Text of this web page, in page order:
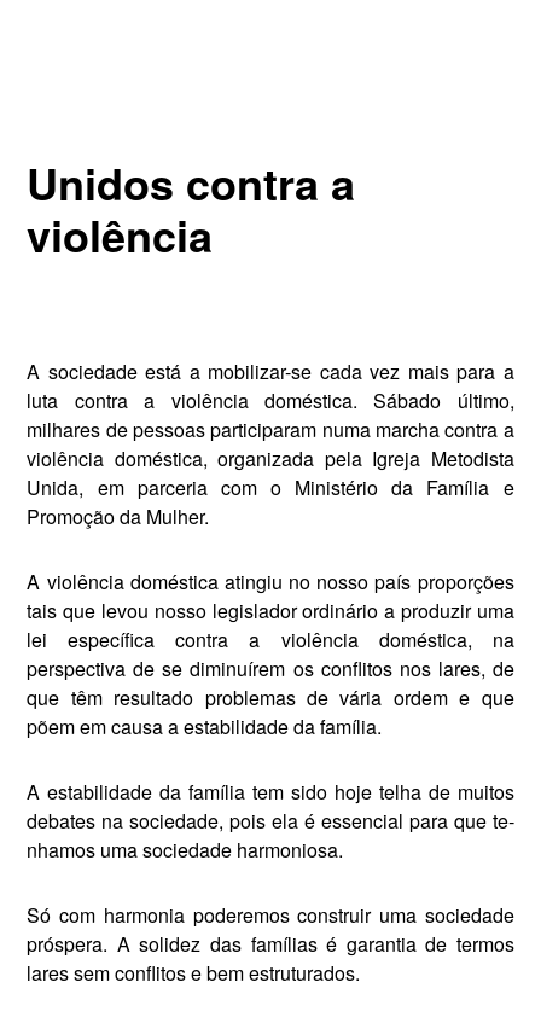
Unidos contra a
violência
A sociedade está a mobilizar-se cada vez mais para a
luta contra a vio­lência doméstica. Sábado último,
milhares de pessoas participaram numa marcha contra a
violência doméstica, organizada pela Igreja Metodista
Unida, em parceria com o Ministério da Família e
Promoção da Mulher.
A violência doméstica atingiu no nosso país proporções
tais que levou nosso legislador ordinário a produzir uma
lei específica contra a vio­lência doméstica, na
perspectiva de se diminuírem os conflitos nos la­res, de
que têm resultado problemas de vária ordem e que
põem em cau­sa a estabilidade da família.
A estabilidade da família tem sido hoje telha de muitos
debates na socie­dade, pois ela é essencial para que te­
nhamos uma sociedade harmoniosa.
Só com harmonia poderemos construir uma sociedade
próspera. A solidez das famílias é garantia de termos
lares sem conflitos e bem estruturados.